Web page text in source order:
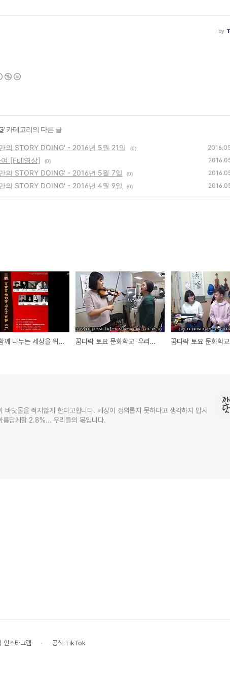
' 카테고리의 다른 글
의 STORY DOING' - 2016년 5월 21일 (0)
[Full영상] (0)
의 STORY DOING' - 2016년 5월 7일 (0)
의 STORY DOING' - 2016년 4월 9일 (0)
2016 함께 나누는 세상을 위하여 [Full영상] 꿈다락 토요 문화학교 '우리들만의 STORY DOING' - 2016년 5월 7일
닷물을 썩지않게 한다고합니다. 세상이 정의롭지 못하다고 생각하지 맙시
답게할 2.8%... 우리들의 몫입니다.
인스타그램 공식 TikTok